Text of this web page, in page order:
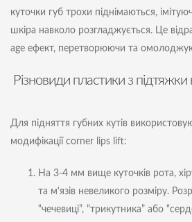
куточки губ трохи піднімаються,
шкіра навколо розгладжується. Це
age ефект, перетворюючи та
Різновиди пластики з підтяжки
Для підняття губних кутів
модифікації corner lips lift:
На 3-4 мм вище куточків рота,
та м'язів невеликого розміру.
“чечевиці”, “трикутника” або